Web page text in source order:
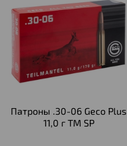
Патроны .30-06 Geco Plus
11,0 г ТМ SP